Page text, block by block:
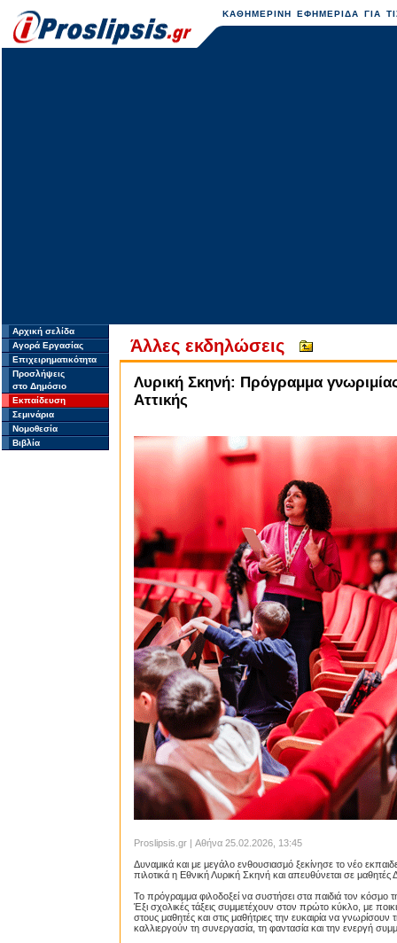
ΚΑΘΗΜΕΡΙΝΗ ΕΦΗΜΕΡΙΔΑ ΓΙΑ
Αρχική σελίδα
Αγορά Εργασίας
Επιχειρηματικότητα
Προσλήψεις
στο Δημόσιο
Εκπαίδευση
Σεμινάρια
Νομοθεσία
Βιβλία
Άλλες εκδηλώσεις
Λυρική Σκηνή: Πρόγραμμα
Αττικής
Proslipsis.gr | Αθήνα 25.02.2026, 13:45
Δυναμικά και με μεγάλο ενθουσιασμό ξεκίνησε το νέο
πιλοτικά η Εθνική Λυρική Σκηνή και απευθύνεται σε μαθητές
Το πρόγραμμα φιλοδοξεί να συστήσει στα παιδιά τον
Έξι σχολικές τάξεις συμμετέχουν στον πρώτο κύκλο, με
στους μαθητές και στις μαθήτριες την ευκαιρία να
καλλιεργούν τη συνεργασία, τη φαντασία και την ενεργή